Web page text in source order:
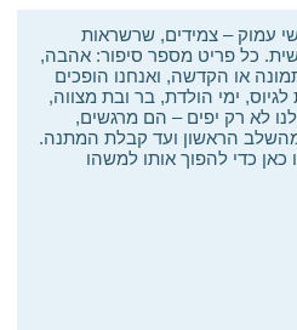
עמוק – צמידים, שרשראות
כל פריט מספר סיפור: אהבה,
או הקדשה, ואנחנו הופכים
ימי הולדת, בר ובת מצווה,
לא רק יפים – הם מרגשים,
מהשלב הראשון ועד קבלת המתנה.
כדי להפוך אותו למשהו